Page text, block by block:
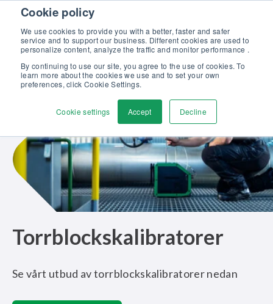
Cookie policy
We use cookies to provide you with a better, faster and safer
service and to support our business. Different cookies are used to
personalize content, analyze the traffic and monitor performance .
By continuing to use our site, you agree to the use of cookies. To
learn more about the cookies we use and to set your own
preferences, click Cookie Settings.
Cookie settings Accept Decline
Skip to content
Upptäck vår nya broschyr Beamex-lösningar för enastående
Kontakta oss
Torrblockskalibratorer
Se vårt utbud av torrblockskalibratorer nedan